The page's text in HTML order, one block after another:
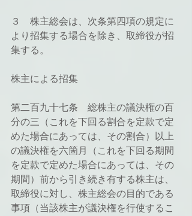
３　株主総会は、次条第四項の規定に
より招集する場合を除き、取締役が招
集する。
株主による招集
第二百九十七条　総株主の議決権の百
分の三（これを下回る割合を定款で定
めた場合にあっては、その割合）以上
の議決権を六箇月（これを下回る期間
を定款で定めた場合にあっては、その
期間）前から引き続き有する株主は、
取締役に対し、株主総会の目的である
事項（当該株主が議決権を行使するこ